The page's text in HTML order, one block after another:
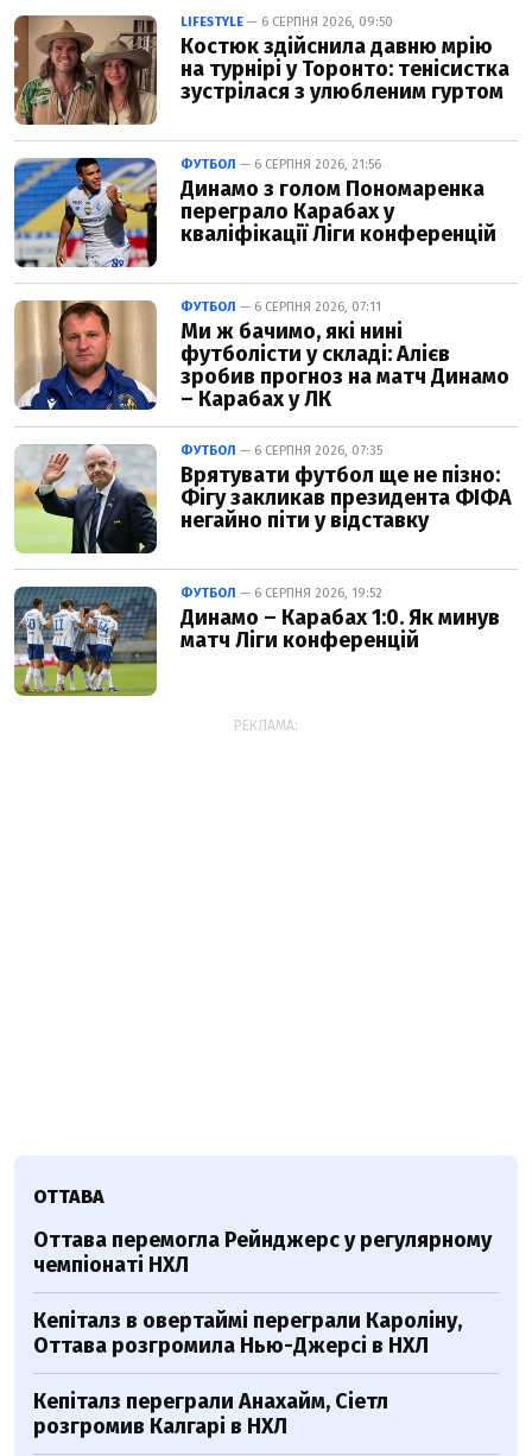
LIFESTYLE — 6 СЕРПНЯ 2026, 09:50
Костюк здійснила давню мрію
на турнірі у Торонто: тенісистка
зустрілася з улюбленим гуртом
ФУТБОЛ — 6 СЕРПНЯ 2026, 21:56
Динамо з голом Пономаренка
переграло Карабах у
кваліфікації Ліги конференцій
ФУТБОЛ — 6 СЕРПНЯ 2026, 07:11
Ми ж бачимо, які нині
футболісти у складі: Алієв
зробив прогноз на матч Динамо
– Карабах у ЛК
ФУТБОЛ — 6 СЕРПНЯ 2026, 07:35
Врятувати футбол ще не пізно:
Фігу закликав президента ФІФА
негайно піти у відставку
ФУТБОЛ — 6 СЕРПНЯ 2026, 19:52
Динамо – Карабах 1:0. Як минув
матч Ліги конференцій
РЕКЛАМА:
ОТТАВА
Оттава перемогла Рейнджерс у регулярному
чемпіонаті НХЛ
Кепіталз в овертаймі переграли Кароліну,
Оттава розгромила Нью-Джерсі в НХЛ
Кепіталз переграли Анахайм, Сіетл
розгромив Калгарі в НХЛ